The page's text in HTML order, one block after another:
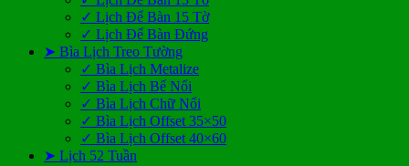
✓ Lịch Để Bàn 15 Tờ
✓ Lịch Để Bàn Đứng
➤ Bìa Lịch Treo Tường
✓ Bìa Lịch Metalize
✓ Bìa Lịch Bế Nổi
✓ Bìa Lịch Chữ Nổi
✓ Bìa Lịch Offset 35×50
✓ Bìa Lịch Offset 40×60
➤ Lịch 52 Tuần